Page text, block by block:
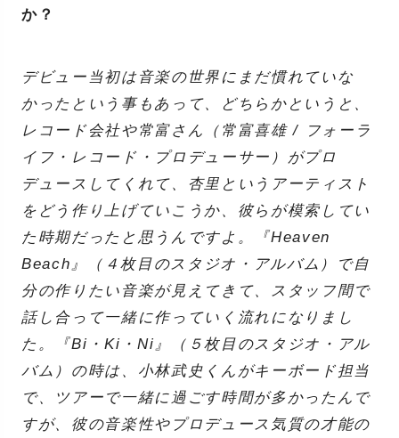
か？
デビュー当初は音楽の世界にまだ慣れていな
かったという事もあって、どちらかというと、
レコード会社や常富さん（常富喜雄 / フォーラ
イフ・レコード・プロデューサー）がプロ
デュースしてくれて、杏里というアーティスト
をどう作り上げていこうか、彼らが模索してい
た時期だったと思うんですよ。『Heaven
Beach』（４枚目のスタジオ・アルバム）で自
分の作りたい音楽が見えてきて、スタッフ間で
話し合って一緒に作っていく流れになりまし
た。『Bi・Ki・Ni』（５枚目のスタジオ・アル
バム）の時は、小林武史くんがキーボード担当
で、ツアーで一緒に過ごす時間が多かったんで
すが、彼の音楽性やプロデュース気質の才能の